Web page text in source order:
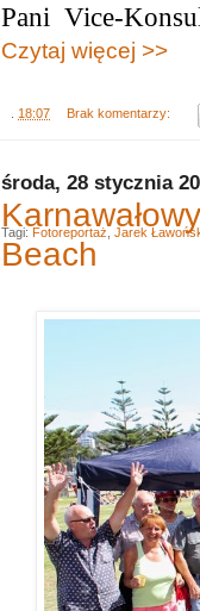
Pani Vice-
Czytaj więcej >>
18:07 Brak komentarzy:
środa, 28 stycznia
Beach
Tagi: Fotoreportaż Jarek